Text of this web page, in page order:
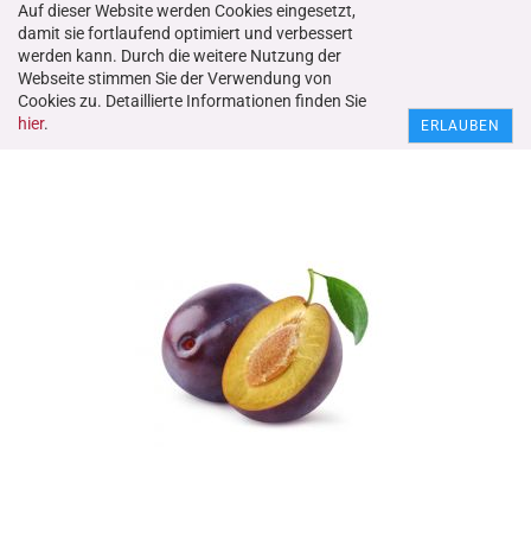
Auf dieser Website werden Cookies eingesetzt,
damit sie fortlaufend optimiert und verbessert
werden kann. Durch die weitere Nutzung der
Webseite stimmen Sie der Verwendung von
Cookies zu. Detaillierte Informationen finden Sie
hier. ERLAUBEN
Nr. 49011 Pflaumen-Aroma für Spirituosen, 20 ml